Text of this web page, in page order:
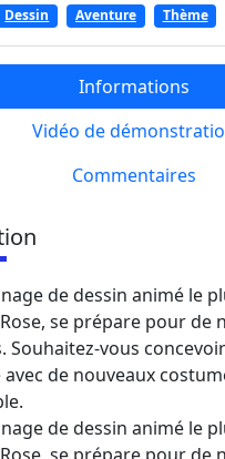
Dessin Aventure Thème
Informations
Vidéo de
Commentaires
de dessin animé le
se prépare pour de
Souhaitez-vous
de nouveaux
de dessin animé le
se prépare pour de